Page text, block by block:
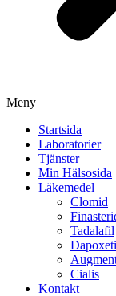
Meny
Startsida
Laboratorier
Tjänster
Min Hälsosida
Läkemedel
Clomid
Tadalafil
Cialis
Kontakt